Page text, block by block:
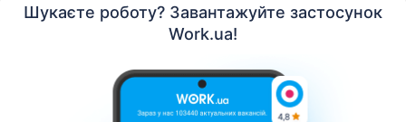
Шукаєте роботу? Завантажуйте застосунок
Work.ua!